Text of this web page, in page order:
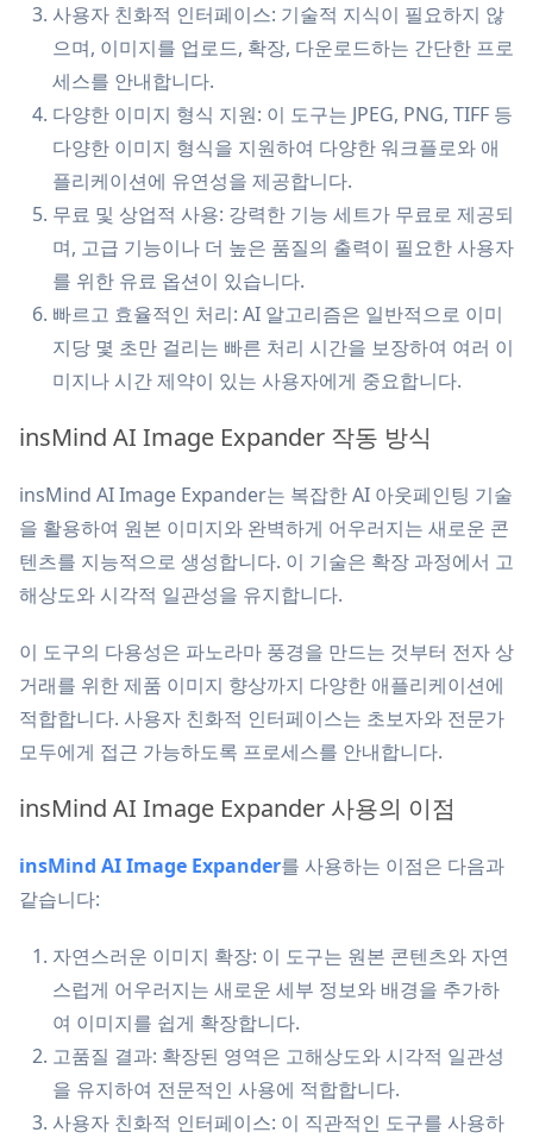
사용자 친화적 인터페이스: 기술적 지식이 필요하지 않
으며, 이미지를 업로드, 확장, 다운로드하는 간단한 프로
세스를 안내합니다.
다양한 이미지 형식 지원: 이 도구는 JPEG, PNG, TIFF 등
다양한 이미지 형식을 지원하여 다양한 워크플로와 애
플리케이션에 유연성을 제공합니다.
무료 및 상업적 사용: 강력한 기능 세트가 무료로 제공되
며, 고급 기능이나 더 높은 품질의 출력이 필요한 사용자
를 위한 유료 옵션이 있습니다.
빠르고 효율적인 처리: AI 알고리즘은 일반적으로 이미
지당 몇 초만 걸리는 빠른 처리 시간을 보장하여 여러 이
미지나 시간 제약이 있는 사용자에게 중요합니다.
insMind AI Image Expander 작동 방식
insMind AI Image Expander는 복잡한 AI 아웃페인팅 기술
을 활용하여 원본 이미지와 완벽하게 어우러지는 새로운 콘
텐츠를 지능적으로 생성합니다. 이 기술은 확장 과정에서 고
해상도와 시각적 일관성을 유지합니다.
이 도구의 다용성은 파노라마 풍경을 만드는 것부터 전자 상
거래를 위한 제품 이미지 향상까지 다양한 애플리케이션에
적합합니다. 사용자 친화적 인터페이스는 초보자와 전문가
모두에게 접근 가능하도록 프로세스를 안내합니다.
insMind AI Image Expander 사용의 이점
insMind AI Image Expander를 사용하는 이점은 다음과
같습니다:
자연스러운 이미지 확장: 이 도구는 원본 콘텐츠와 자연
스럽게 어우러지는 새로운 세부 정보와 배경을 추가하
여 이미지를 쉽게 확장합니다.
고품질 결과: 확장된 영역은 고해상도와 시각적 일관성
을 유지하여 전문적인 사용에 적합합니다.
사용자 친화적 인터페이스: 이 직관적인 도구를 사용하